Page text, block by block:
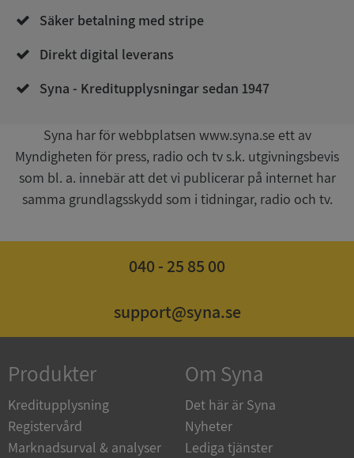
Säker betalning med stripe
Direkt digital leverans
Syna - Kreditupplysningar sedan 1947
Syna har för webbplatsen www.syna.se ett av
Myndigheten för press, radio och tv s.k. utgivningsbevis
som bl. a. innebär att det vi publicerar på internet har
samma grundlagsskydd som i tidningar, radio och tv.
040 - 25 85 00
support@syna.se
Produkter
Kreditupplysning
Registervård
Marknadsurval & analyser
Om Syna
Det här är Syna
Nyheter
Lediga tjänster
VISITOR_PRIVACY_METADATA
YouTube
.youtube.com
5 månader
4 veckor
de.syna.se
Google
Privacy Policy